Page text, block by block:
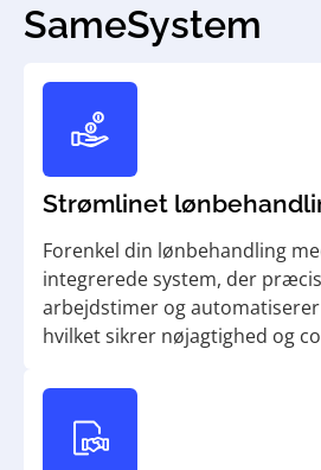
SameSystem
Strømlinet
Forenkel din lønbehandling
integrerede system, der
arbejdstimer og
hvilket sikrer nøjagtighed og